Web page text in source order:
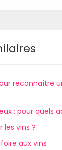
reconnaître
: pour quels
les vins ?
aux vins